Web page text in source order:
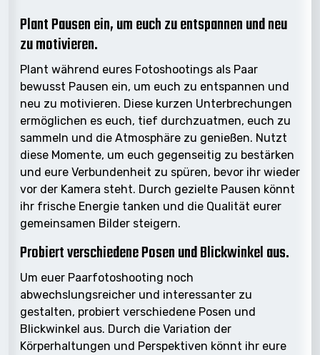
Plant Pausen ein, um euch zu entspannen und neu
zu motivieren.
Plant während eures Fotoshootings als Paar
bewusst Pausen ein, um euch zu entspannen und
neu zu motivieren. Diese kurzen Unterbrechungen
ermöglichen es euch, tief durchzuatmen, euch zu
sammeln und die Atmosphäre zu genießen. Nutzt
diese Momente, um euch gegenseitig zu bestärken
und eure Verbundenheit zu spüren, bevor ihr wieder
vor der Kamera steht. Durch gezielte Pausen könnt
ihr frische Energie tanken und die Qualität eurer
gemeinsamen Bilder steigern.
Probiert verschiedene Posen und Blickwinkel aus.
Um euer Paarfotoshooting noch
abwechslungsreicher und interessanter zu
gestalten, probiert verschiedene Posen und
Blickwinkel aus. Durch die Variation der
Körperhaltungen und Perspektiven könnt ihr eure